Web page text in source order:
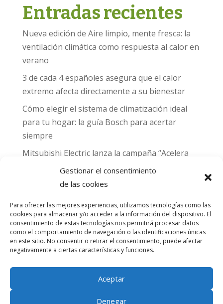
Gestionar el consentimiento
de las cookies
Para ofrecer las mejores experiencias, utilizamos tecnologías como las
cookies para almacenar y/o acceder a la información del dispositivo. El
consentimiento de estas tecnologías nos permitirá procesar datos
como el comportamiento de navegación o las identificaciones únicas
en este sitio. No consentir o retirar el consentimiento, puede afectar
negativamente a ciertas características y funciones.
Aceptar
Denegar
Entradas recientes
Nueva edición de Aire limpio, mente fresca: la
ventilación climática como respuesta al calor en
verano
3 de cada 4 españoles asegura que el calor
extremo afecta directamente a su bienestar
Cómo elegir el sistema de climatización ideal
para tu hogar: la guía Bosch para acertar
siempre
Mitsubishi Electric lanza la campaña “Acelera
hacia MADRID 2026” y premia con entradas
para el Gran Premio de Fórmula 1 de Madrid
sello CO₂ Nulo: confort real, salud y
descarbonización en una sola vivienda
Comentarios
recientes